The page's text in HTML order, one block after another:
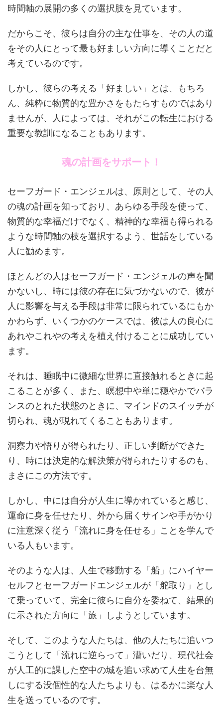
時間軸の展開の多くの選択肢を見ています。
だからこそ、彼らは自分の主な仕事を、その人の道
をその人にとって最も好ましい方向に導くことだと
考えているのです。
しかし、彼らの考える「好ましい」とは、もちろ
ん、純粋に物質的な豊かさをもたらすものではあり
ませんが、人によっては、それがこの転生における
重要な教訓になることもあります。
魂の計画をサポート！
セーフガード・エンジェルは、原則として、その人
の魂の計画を知っており、あらゆる手段を使って、
物質的な幸福だけでなく、精神的な幸福も得られる
ような時間軸の枝を選択するよう、世話をしている
人に勧めます。
ほとんどの人はセーフガード・エンジェルの声を聞
かないし、時には彼の存在に気づかないので、彼が
人に影響を与える手段は非常に限られているにもか
かわらず、いくつかのケースでは、彼は人の良心に
あれやこれやの考えを植え付けることに成功してい
ます。
それは、睡眠中に微細な世界に直接触れるときに起
こることが多く、また、瞑想中や単に穏やかでバラ
ンスのとれた状態のときに、マインドのスイッチが
切られ、魂が現れてくることもあります。
洞察力や悟りが得られたり、正しい判断ができた
り、時には決定的な解決策が得られたりするのも、
まさにこの方法です。
しかし、中には自分が人生に導かれていると感じ、
運命に身を任せたり、外から届くサインや手がかり
に注意深く従う「流れに身を任せる」ことを学んで
いる人もいます。
そのような人は、人生で移動する「船」にハイヤー
セルフとセーフガードエンジェルが「舵取り」とし
て乗っていて、完全に彼らに自分を委ねて、結果的
に示された方向に「旅」しようとしています。
そして、このような人たちは、他の人たちに追いつ
こうとして「流れに逆らって」漕いだり、現代社会
が人工的に課した空中の城を追い求めて人生を台無
しにする没個性的な人たちよりも、はるかに楽な人
生を送っているのです。